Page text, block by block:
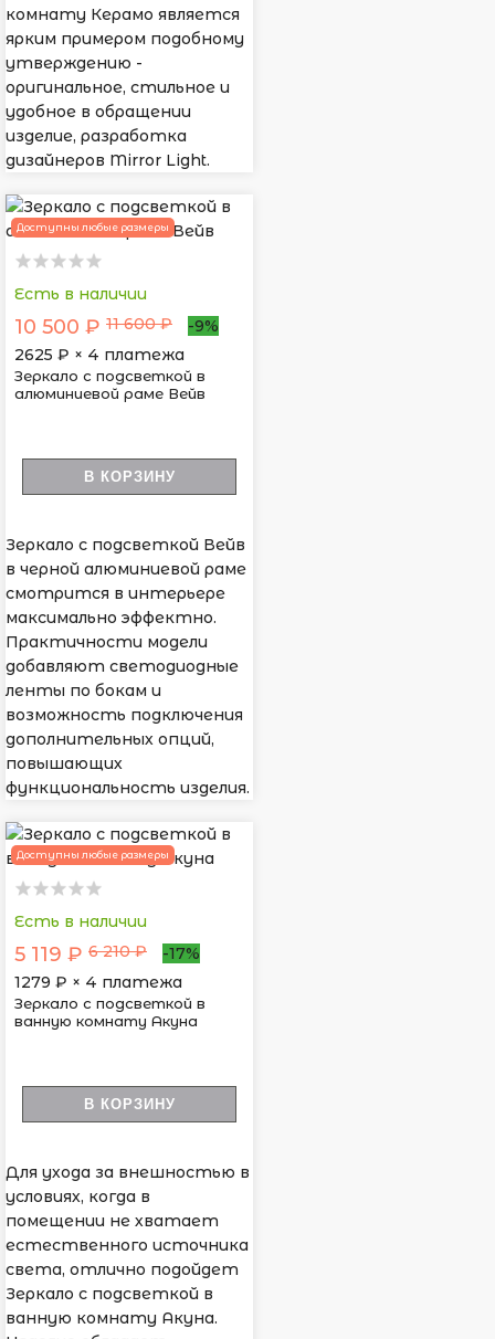
комнату Керамо является
ярким примером подобному
утверждению -
оригинальное, стильное и
удобное в обращении
изделие, разработка
дизайнеров Mirror Light.
Доступны любые размеры
Есть в наличии
10 500 ₽ 11 600 ₽
-9%
2625 ₽ × 4 платежа
Зеркало с подсветкой в
алюминиевой раме Вейв
В КОРЗИНУ
Зеркало с подсветкой Вейв
в черной алюминиевой раме
смотрится в интерьере
максимально эффектно.
Практичности модели
добавляют светодиодные
ленты по бокам и
возможность подключения
дополнительных опций,
повышающих
функциональность изделия.
Доступны любые размеры
Есть в наличии
5 119 ₽ 6 210 ₽
-17%
1279 ₽ × 4 платежа
Зеркало с подсветкой в
ванную комнату Акуна
В КОРЗИНУ
Для ухода за внешностью в
условиях, когда в
помещении не хватает
естественного источника
света, отлично подойдет
Зеркало с подсветкой в
ванную комнату Акуна.